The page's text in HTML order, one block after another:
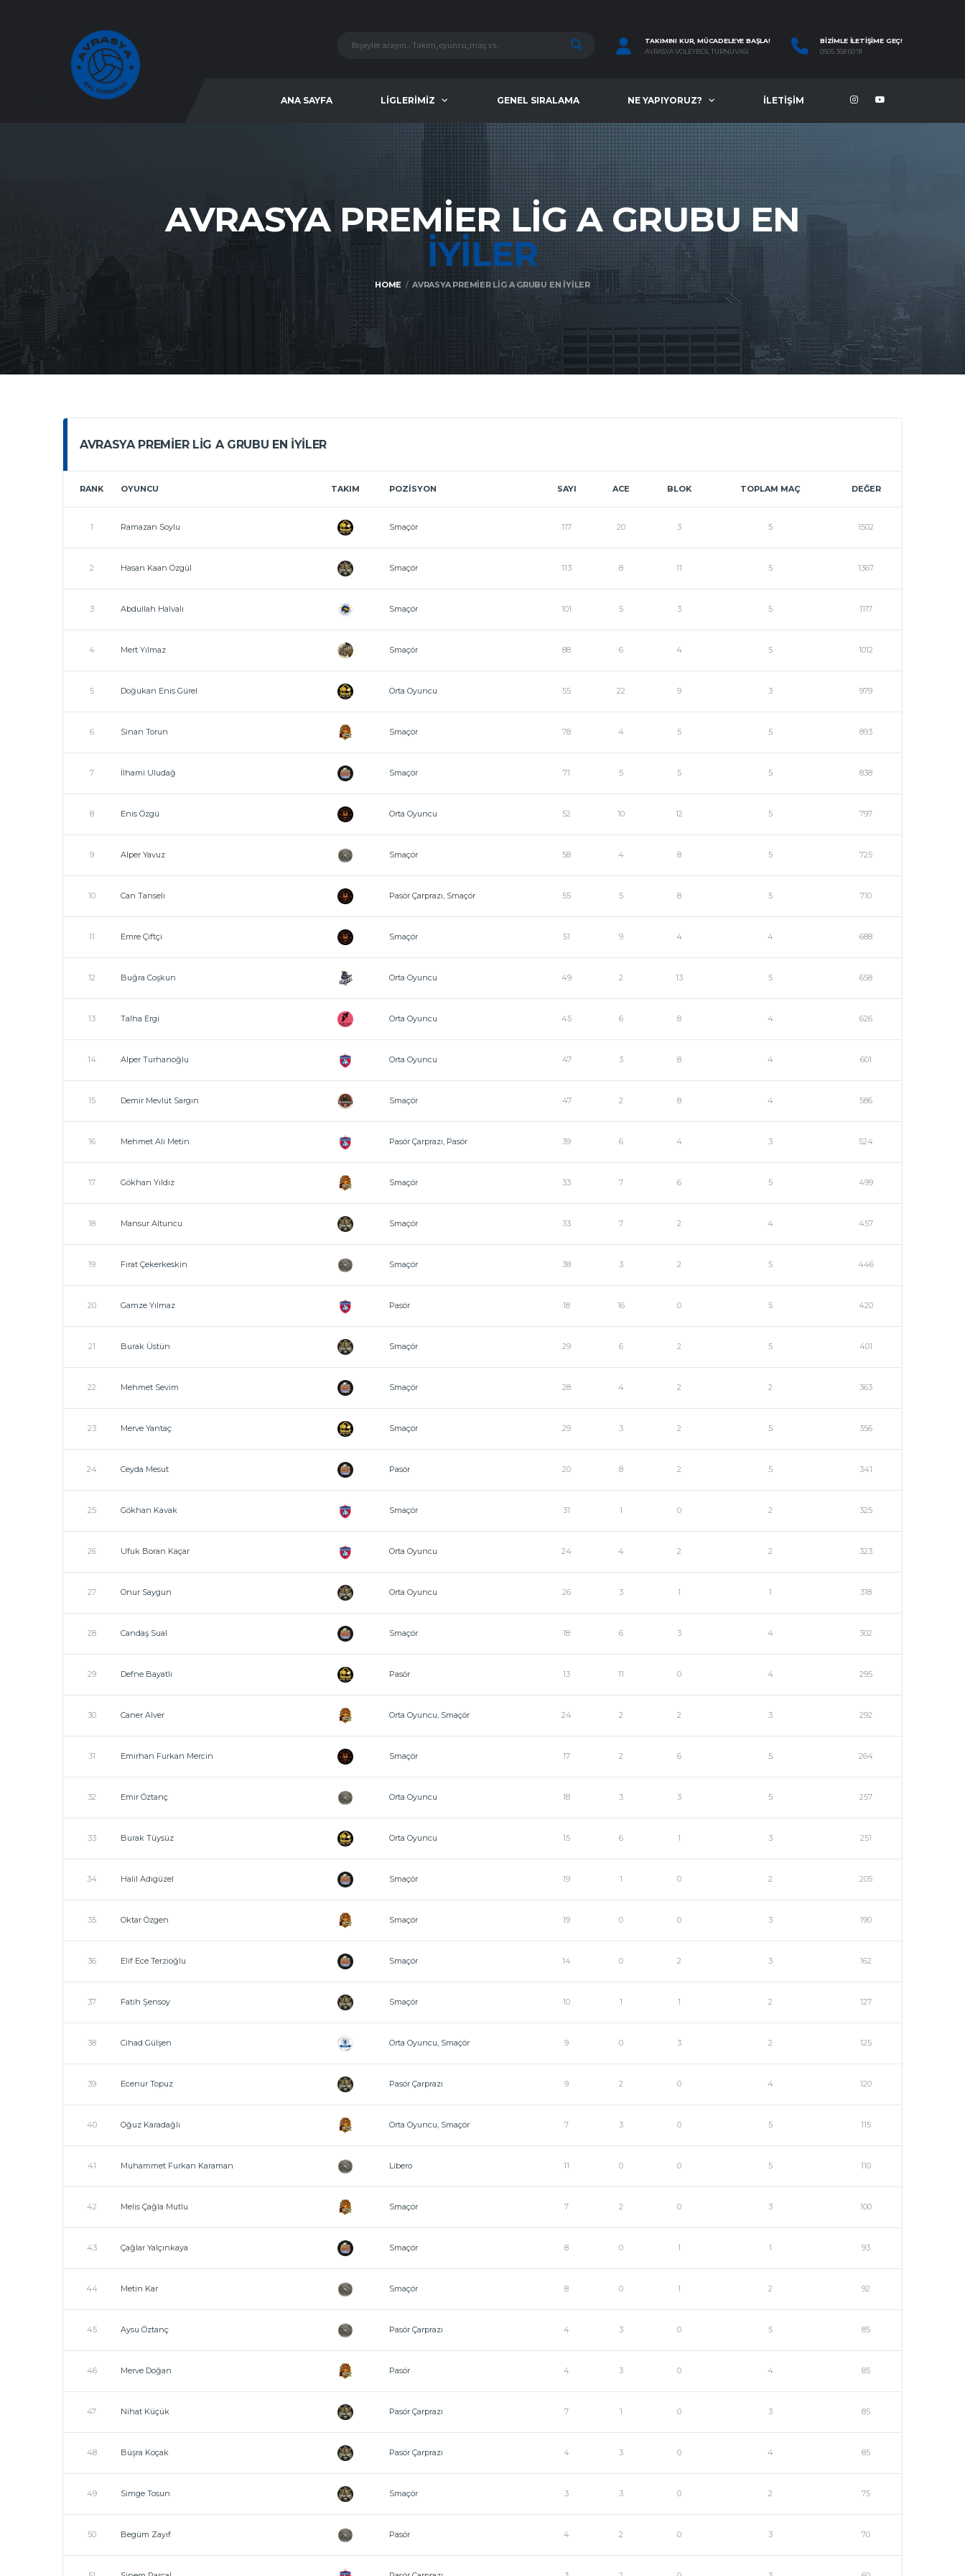
TAKIMINI KUR, MÜCADELEYE BAŞLA!
AVRASYA VOLEYBOL TURNUVASI
BIZIMLE İLETIŞIME GEÇ!
0505 368 60 91
ANA SAYFA LIGLERIMIZ GENEL SIRALAMA NE YAPIYORUZ? İLETIŞIM
AVRASYA PREMIER LIG A GRUBU EN
İYILER
HOME AVRASYA PREMIER LIG A GRUBU EN İYILER
AVRASYA PREMIER LIG A GRUBU EN İYILER
RANK OYUNCU TAKIM POZISYON SAYI ACE BLOK TOPLAM MAÇ DEĞER
1 Ramazan Soylu Smaçör 117 20 3 5 1502
2 Hasan Kaan Özgül Smaçör 113 8 11 5 1367
3 Abdullah Halvalı Smaçör 101 5 3 5 1117
4 Mert Yılmaz Smaçör 88 6 4 5 1012
5 Doğukan Enis Gürel Orta Oyuncu 55 22 9 3 979
6 Sinan Torun Smaçör 78 4 5 5 893
7 İlhami Uludağ Smaçör 71 5 5 5 838
8 Enis Özgü Orta Oyuncu 52 10 12 5 797
9 Alper Yavuz Smaçör 58 4 8 5 725
10 Can Tanseli Pasör Çarprazı, Smaçör 55 5 8 5 710
11 Emre Çiftçi Smaçör 51 9 4 4 688
12 Buğra Coşkun Orta Oyuncu 49 2 13 5 658
13 Talha Ergi Orta Oyuncu 45 6 8 4 626
14 Alper Turhanoğlu Orta Oyuncu 47 3 8 4 601
15 Demir Mevlüt Sargın Smaçör 47 2 8 4 586
16 Mehmet Ali Metin Pasör Çarprazı, Pasör 39 6 4 3 524
17 Gökhan Yıldız Smaçör 33 7 6 5 499
18 Mansur Altuncu Smaçör 33 7 2 4 457
19 Fırat Çekerkeskin Smaçör 38 3 2 5 446
20 Gamze Yılmaz Pasör 18 16 0 5 420
21 Burak Üstün Smaçör 29 6 2 5 401
22 Mehmet Sevim Smaçör 28 4 2 2 363
23 Merve Yantaç Smaçör 29 3 2 5 356
24 Ceyda Mesut Pasör 20 8 2 5 341
25 Gökhan Kavak Smaçör 31 1 0 2 325
26 Ufuk Boran Kaçar Orta Oyuncu 24 4 2 2 323
27 Onur Saygun Orta Oyuncu 26 3 1 1 318
28 Candaş Sual Smaçör 18 6 3 4 302
29 Defne Bayatlı Pasör 13 11 0 4 295
30 Caner Alver Orta Oyuncu, Smaçör 24 2 2 3 292
31 Emirhan Furkan Mercin Smaçör 17 2 6 5 264
32 Emir Öztanç Orta Oyuncu 18 3 3 5 257
33 Burak Tüysüz Orta Oyuncu 15 6 1 3 251
34 Halil Adıgüzel Smaçör 19 1 0 2 205
35 Oktar Özgen Smaçör 19 0 0 3 190
36 Elif Ece Terzioğlu Smaçör 14 0 2 3 162
37 Fatih Şensoy Smaçör 10 1 1 2 127
38 Cihad Gülşen Orta Oyuncu, Smaçör 9 0 3 2 125
39 Ecenur Topuz Pasör Çarprazı 9 2 0 4 120
40 Oğuz Karadağlı Orta Oyuncu, Smaçör 7 3 0 5 115
41 Muhammet Furkan Karaman Libero 11 0 0 5 110
42 Melis Çağla Mutlu Smaçör 7 2 0 3 100
43 Çağlar Yalçınkaya Smaçör 8 0 1 1 93
44 Metin Kar Smaçör 8 0 1 2 92
45 Aysu Öztanç Pasör Çarprazı 4 3 0 5 85
46 Merve Doğan Pasör 4 3 0 4 85
47 Nihat Küçük Pasör Çarprazı 7 1 0 3 85
48 Büşra Koçak Pasör Çarprazı 4 3 0 4 85
49 Simge Tosun Smaçör 3 3 0 2 75
50 Begüm Zayıf Pasör 4 2 0 3 70